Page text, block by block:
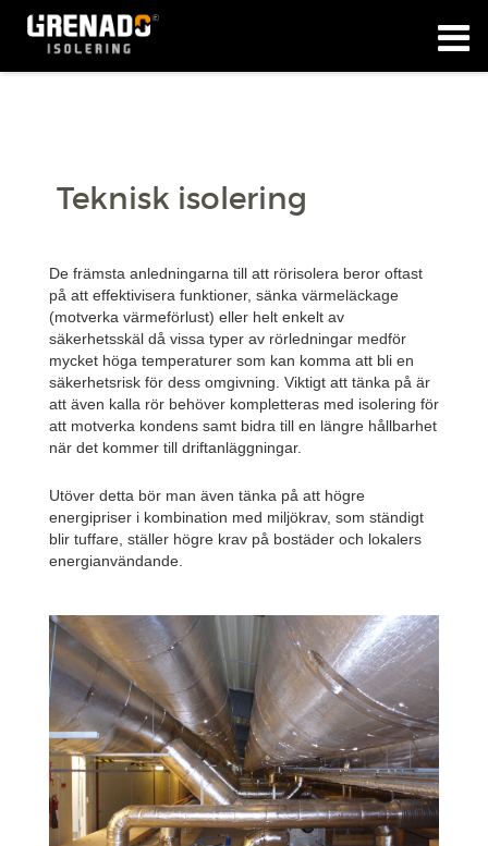
Teknisk isolering
De främsta anledningarna till att rörisolera beror oftast
på att effektivisera funktioner, sänka värmeläckage
(motverka värmeförlust) eller helt enkelt av
säkerhetsskäl då vissa typer av rörledningar medför
mycket höga temperaturer som kan komma att bli en
säkerhetsrisk för dess omgivning. Viktigt att tänka på är
att även kalla rör behöver kompletteras med isolering för
att motverka kondens samt bidra till en längre hållbarhet
när det kommer till driftanläggningar.
Utöver detta bör man även tänka på att högre
energipriser i kombination med miljökrav, som ständigt
blir tuffare, ställer högre krav på bostäder och lokalers
energianvändande.
Nödvändig
De behövs
för att
webbplatsen
ska fungera.
Upplevelse
För att vår
hemsida ska
prestera så